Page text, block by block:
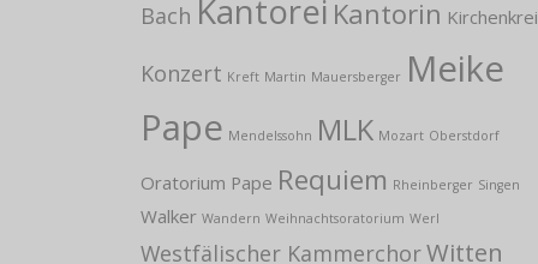
Bach Kantorei Kantorin
Konzert Kreft Martin Mauersberger Meike
Pape Mendelssohn MLK Mozart Oberstdorf
Oratorium Pape Requiem Rheinberger Singen
Walker Wandern Weihnachtsoratorium Werl
Westfälischer KammerchorWitten